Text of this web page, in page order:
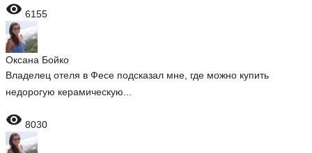
 6155
Оксана Бойко
Владелец отеля в Фесе подсказал мне, где можно купить
недорогую керамическую...
 8030